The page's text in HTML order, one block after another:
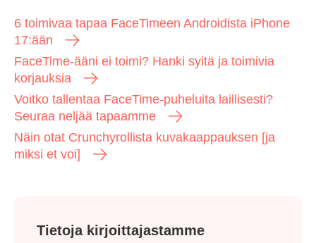
6 toimivaa tapaa FaceTimeen Androidista iPhone
17:ään
FaceTime-ääni ei toimi? Hanki syitä ja toimivia
korjauksia
Voitko tallentaa FaceTime-puheluita laillisesti?
Seuraa neljää tapaamme
Näin otat Crunchyrollista kuvakaappauksen [ja
miksi et voi]
Tietoja kirjoittajastamme